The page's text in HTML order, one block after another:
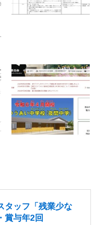
タッフ「残業少な
賞与年2回